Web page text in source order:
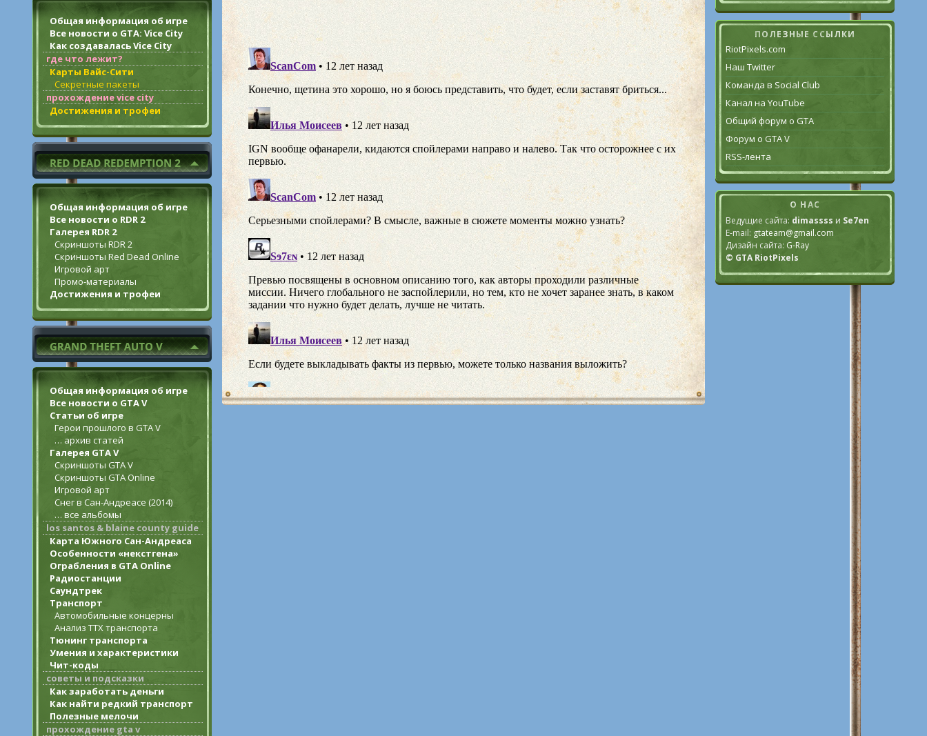
Общая информация об игре
Все новости о GTA: Vice City
Как создавалась Vice City
где что лежит?
Карты Вайс-Сити
Секретные пакеты
прохождение vice city
Достижения и трофеи
Общая информация об игре
Все новости о RDR 2
Галерея RDR 2
Скриншоты RDR 2
Скриншоты Red Dead Online
Игровой арт
Промо-материалы
Достижения и трофеи
Общая информация об игре
Все новости о GTA V
Статьи об игре
Герои прошлого в GTA V
… архив статей
Галерея GTA V
Скриншоты GTA V
Скриншоты GTA Online
Игровой арт
Снег в Сан-Андреасе (2014)
… все альбомы
los santos & blaine county guide
Карта Южного Сан-Андреаса
Особенности «некстгена»
Ограбления в GTA Online
Радиостанции
Саундтрек
Транспорт
Автомобильные концерны
Анализ ТТХ транспорта
Тюнинг транспорта
Умения и характеристики
Чит-коды
советы и подсказки
Как заработать деньги
Как найти редкий транспорт
Полезные мелочи
прохождение gta v
ПОЛЕЗНЫЕ ССЫЛКИ
RiotPixels.com
Наш Twitter
Команда в Social Club
Канал на YouTube
Общий форум о GTA
Форум о GTA V
RSS-лента
О НАС
Ведущие сайта: dimassss и Se7en
E-mail: gtateam@gmail.com
Дизайн сайта: G-Ray
© GTA RiotPixels